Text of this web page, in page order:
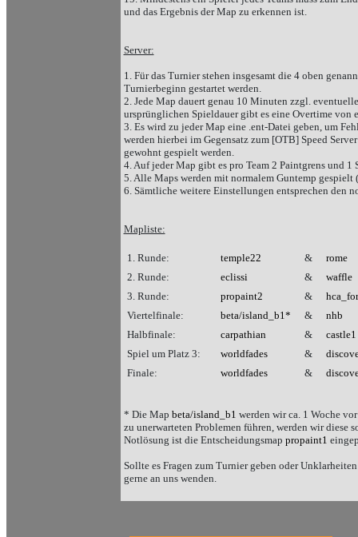
und das Ergebnis der Map zu erkennen ist.
Server:
1. Für das Turnier stehen insgesamt die 4 oben
Turnierbeginn gestartet werden.
2. Jede Map dauert genau 10 Minuten zzgl.
ursprünglichen Spieldauer gibt es eine Overtime von
3. Es wird zu jeder Map eine .ent-Datei geben, um
werden hierbei im Gegensatz zum [OTB] Speed
gewohnt gespielt werden.
4. Auf jeder Map gibt es pro Team 2 Paintgrens und 1
5. Alle Maps werden mit normalem Guntemp
6. Sämtliche weitere Einstellungen entsprechen den
Mapliste:
1. Runde: temple22 &
rome
2. Runde:
eclissi &
waffle
3. Runde:
propaint2 &
Viertelfinale:
beta/island_b1* &
nhb
Halbfinale:
carpathian &
castle1
Spiel um Platz 3:
worldfades &
Finale:
worldfades &
* Die Map beta/island_b1 werden wir ca. 1 Woche
zu unerwarteten Problemen führen, werden wir
Notlösung ist die Entscheidungsmap propaint1
Sollte es Fragen zum Turnier geben oder
gerne an uns wenden.